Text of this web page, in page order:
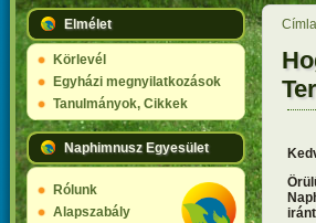
Elmélet
Körlevél
Egyházi megnyilatkozások
Tanulmányok, Cikkek
Naphimnusz Egyesület
Rólunk
Alapszabály